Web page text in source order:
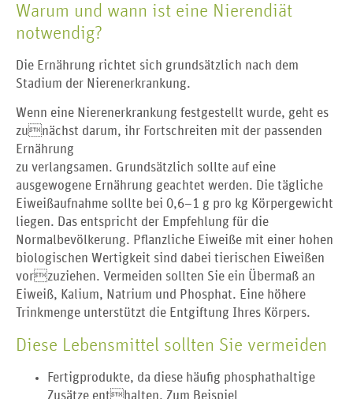
Warum und wann ist eine Nierendiät
notwendig?
Die Ernährung richtet sich grundsätzlich nach dem
Stadium der Nierenerkrankung.
Wenn eine Nierenerkrankung festgestellt wurde, geht es
zunächst darum, ihr Fortschreiten mit der passenden
Ernährung
zu verlangsamen. Grundsätzlich sollte auf eine
ausgewogene Ernährung geachtet werden. Die tägliche
Eiweißaufnahme sollte bei 0,6–1 g pro kg Körpergewicht
liegen. Das entspricht der Empfehlung für die
Normalbevölkerung. Pflanzliche Eiweiße mit einer hohen
biologischen Wertigkeit sind dabei tierischen Eiweißen
vorzuziehen. Vermeiden sollten Sie ein Übermaß an
Eiweiß, Kalium, Natrium und Phosphat. Eine höhere
Trinkmenge unterstützt die Entgiftung Ihres Körpers.
Diese Lebensmittel sollten Sie vermeiden
Fertigprodukte, da diese häufig phosphathaltige
Zusätze enthalten. Zum Beispiel